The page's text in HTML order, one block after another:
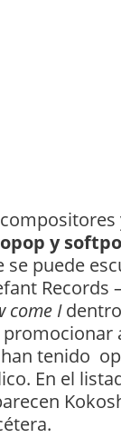
y
se puede
Records
come I
tenido
En el